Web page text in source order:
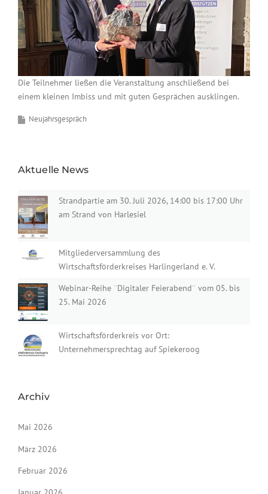
Die Teilnehmer ließen die Veranstaltung anschließend bei
einem kleinen Imbiss und mit guten Gesprächen ausklingen.
Neujahrsgespräch
Aktuelle News
Strandpartie am 30. Juli 2026, 14:00 bis 17:00 Uhr
am Strand von Harlesiel
Mitgliederversammlung des
Wirtschaftsförderkreises Harlingerland e. V.
Webinar-Reihe ¨Digitaler Feierabend¨ vom 05. bis
25. Mai 2026
Wirtschaftsförderkreis vor Ort:
Unternehmersprechtag auf Spiekeroog
Archiv
Mai 2026
März 2026
Februar 2026